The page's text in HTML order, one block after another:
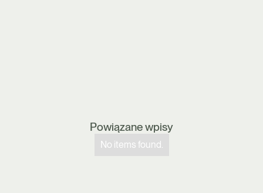
Powiązane wpisy
No items found.